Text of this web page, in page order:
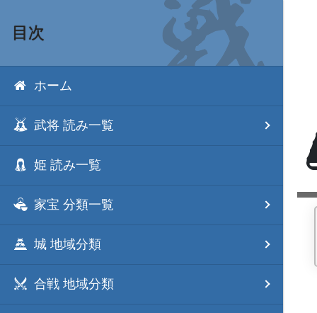
目次
ホーム
武将 読み一覧
姫 読み一覧
家宝 分類一覧
城 地域分類
合戦 地域分類